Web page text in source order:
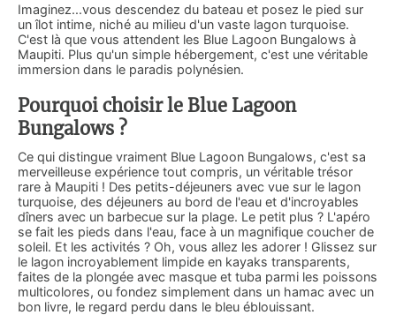
Imaginez...vous descendez du bateau et posez le pied sur
un îlot intime, niché au milieu d'un vaste lagon turquoise.
C'est là que vous attendent les Blue Lagoon Bungalows à
Maupiti. Plus qu'un simple hébergement, c'est une véritable
immersion dans le paradis polynésien.
Pourquoi choisir le Blue Lagoon
Bungalows ?
Ce qui distingue vraiment Blue Lagoon Bungalows, c'est sa
merveilleuse expérience tout compris, un véritable trésor
rare à Maupiti ! Des petits-déjeuners avec vue sur le lagon
turquoise, des déjeuners au bord de l'eau et d'incroyables
dîners avec un barbecue sur la plage. Le petit plus ? L'apéro
se fait les pieds dans l'eau, face à un magnifique coucher de
soleil. Et les activités ? Oh, vous allez les adorer ! Glissez sur
le lagon incroyablement limpide en kayaks transparents,
faites de la plongée avec masque et tuba parmi les poissons
multicolores, ou fondez simplement dans un hamac avec un
bon livre, le regard perdu dans le bleu éblouissant.